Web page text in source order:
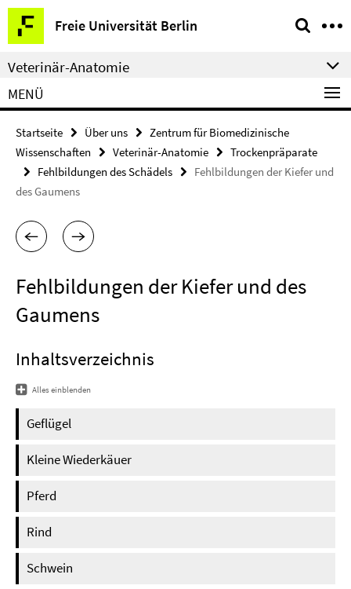
Springe
direkt
zu
Inhalt
Freie Universität Berlin
Service-
Navigation
Veterinär-Anatomie
MENÜ
Startseite Über uns
Zentrum für Biomedizinische
Wissenschaften
Veterinär-Anatomie
Trockenpräparate
Fehlbildungen des Schädels
Fehlbildungen der Kiefer und
des Gaumens
Fehlbildungen der Kiefer und des
Gaumens
Inhaltsverzeichnis
Alles einblenden
Geflügel
Kleine Wiederkäuer
Pferd
Rind
Schwein